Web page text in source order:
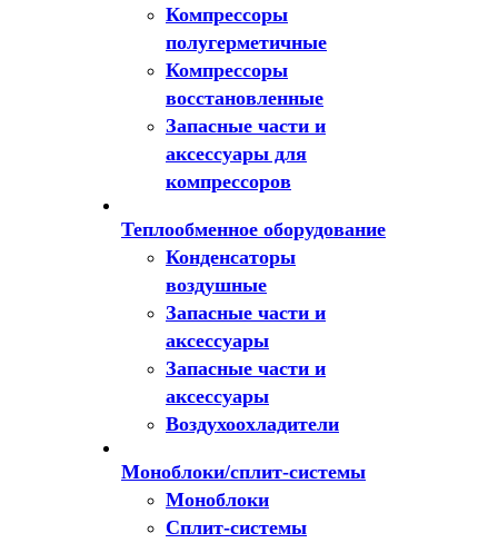
Компрессоры
полугерметичные
Компрессоры
восстановленные
Запасные части и
аксессуары для
компрессоров
Теплообменное оборудование
Конденсаторы
воздушные
Запасные части и
аксессуары
Запасные части и
аксессуары
Воздухоохладители
Моноблоки/сплит-системы
Моноблоки
Сплит-системы